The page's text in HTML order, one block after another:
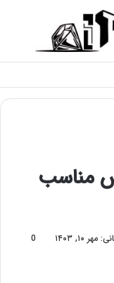
مناسب
۱۰, ۱۴۰۳
0